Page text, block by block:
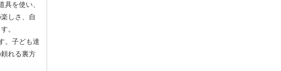
を使い、
しさ、自
。
。子ども達
れる裏方